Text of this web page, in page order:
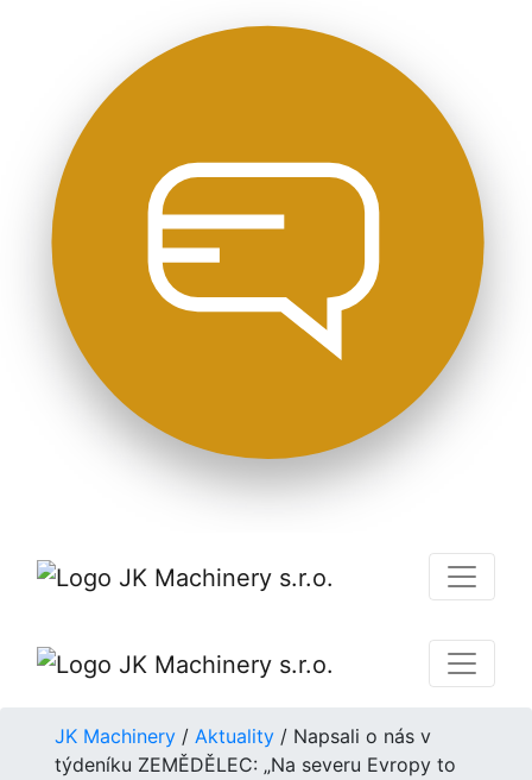
JK Machinery / Aktuality / Napsali o nás v
týdeníku ZEMĚDĚLEC: „Na severu Evropy to